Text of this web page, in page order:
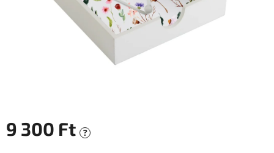
9 300 Ft ?